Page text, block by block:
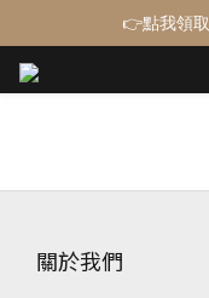
關於我們
👉點我領